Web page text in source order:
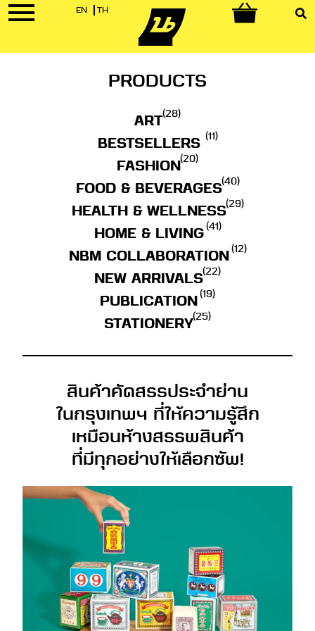
EN TH
PRODUCTS
ART(28)
BESTSELLERS (11)
FASHION(20)
FOOD & BEVERAGES(40)
HEALTH & WELLNESS(29)
HOME & LIVING(41)
NBM COLLABORATION(12)
NEW ARRIVALS(22)
PUBLICATION(19)
STATIONERY(25)
สินค้าคัดสรรประจำย่าน
ในกรุงเทพฯ ที่ให้ความรู้สึก
เหมือนห้างสรรพสินค้า
ที่มีทุกอย่างให้เลือกซัพ!